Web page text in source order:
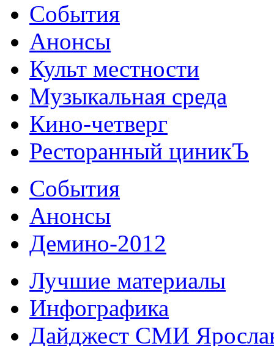
События
Анонсы
Культ местности
Музыкальная среда
Кино-четверг
Ресторанный циникЪ
События
Анонсы
Демино-2012
Лучшие материалы
Инфографика
Дайджест СМИ